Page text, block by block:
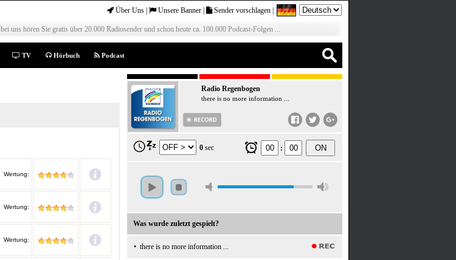
Über Uns Unsere Banner Sender vorschlagen
bei uns hören Sie gratis über 20.000 Radiosender und schon heute ca. 100.000 Podcast-Folgen ...
TV Hörbuch Podcast
Wertung:
Wertung:
Wertung:
Radio Regenbogen
there is no more information ...
0 sec : ON
Was wurde zuletzt gespielt?
• there is no more information ...